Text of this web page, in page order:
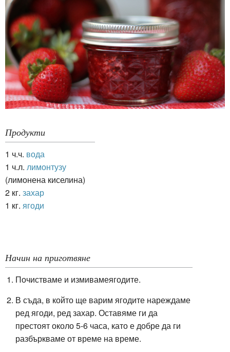
Продукти
1 ч.ч. вода
1 ч.л. лимонтузу
(лимонена киселина)
2 кг. захар
1 кг. ягоди
Начин на приготвяне
Почистваме и измивамеягодите.
В съда, в който ще варим ягодите нареждаме
ред ягоди, ред захар. Оставяме ги да
престоят около 5-6 часа, като е добре да ги
разбъркваме от време на време.